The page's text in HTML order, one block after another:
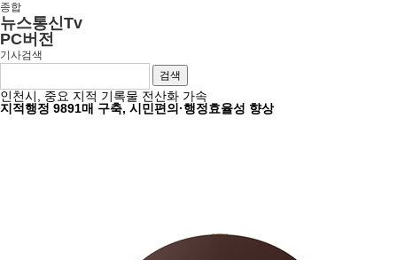
종합
뉴스통신Tv
PC버전
기사검색
검색
인천시, 중요 지적 기록물 전산화 가속
지적행정 9891매 구축, 시민편의·행정효율성 향상